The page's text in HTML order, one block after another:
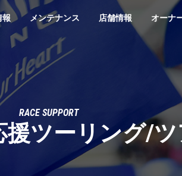
報 メンテナンス 店舗情報 オーナ
RACE SUPPORT
援ツーリング/